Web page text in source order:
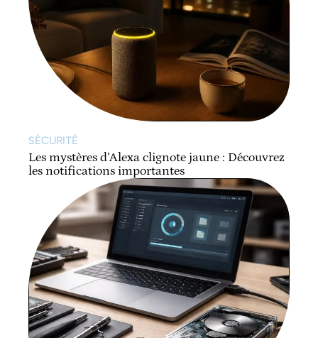
SÉCURITÉ
Les mystères d’Alexa clignote jaune : Découvrez
les notifications importantes